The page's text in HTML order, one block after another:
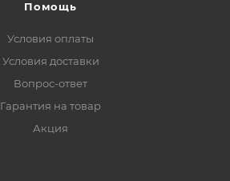
Помощь
Условия оплаты
Условия доставки
Вопрос-ответ
Гарантия на товар
Акция